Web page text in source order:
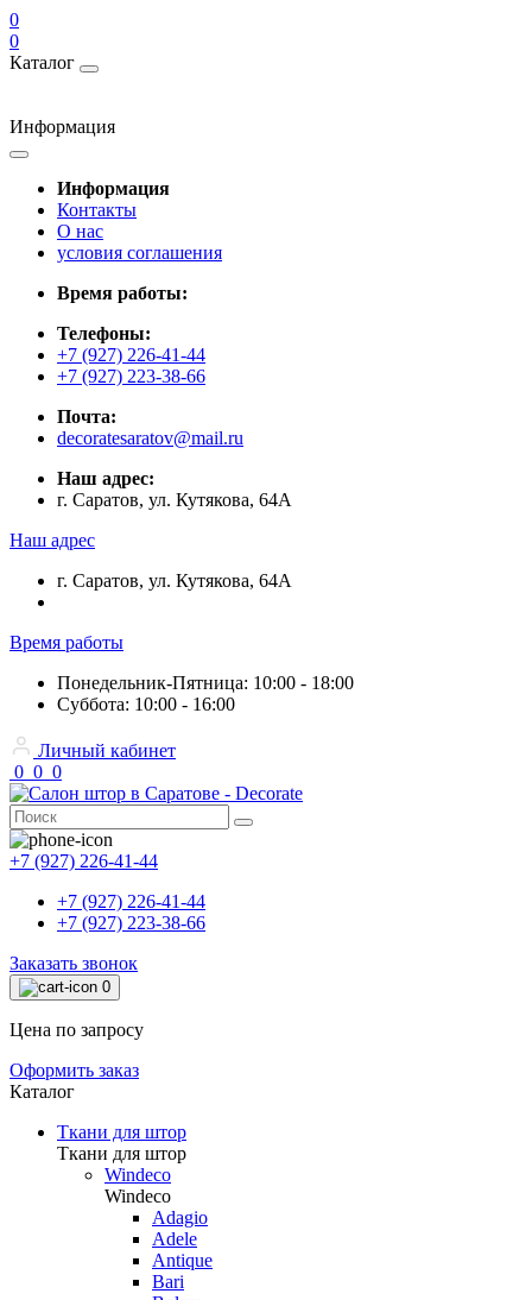
0
0
Каталог
Информация
Информация
Контакты
О нас
условия соглашения
Время работы:
Телефоны:
+7 (927) 226-41-44
+7 (927) 223-38-66
Почта:
decoratesaratov@mail.ru
Наш адрес:
г. Саратов, ул. Кутякова, 64А
Наш адрес
г. Саратов, ул. Кутякова, 64А
Время работы
Понедельник-Пятница: 10:00 - 18:00
Суббота: 10:00 - 16:00
Личный кабинет
0 0 0
+7 (927) 226-41-44
+7 (927) 226-41-44
+7 (927) 223-38-66
Заказать звонок
0
Цена по запросу
Оформить заказ
Каталог
Ткани для штор
Ткани для штор
Windeco
Windeco
Adagio
Adele
Antique
Bari